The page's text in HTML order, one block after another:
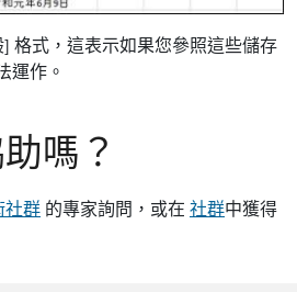
格式，這表示如果您參照這些儲存
運作。
嗎？
社群 的專家詢問，或在 社群中獲得